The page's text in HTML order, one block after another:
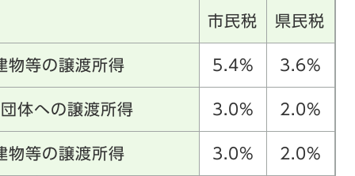
市民税 県民税
物等の譲渡所得 5.4% 3.6%
体への譲渡所得 3.0% 2.0%
物等の譲渡所得 3.0% 2.0%